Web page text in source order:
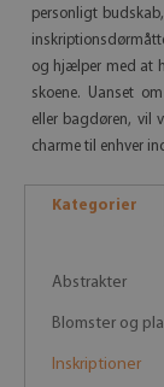
personligt
og hjælper med at
skoene. Uanset
eller bagdøren, vil
charme til enhver
Kategorier
Abstrakter
Blomster og
Inskriptioner